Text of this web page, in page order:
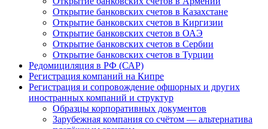
Открытие банковских счетов в Казахстане
Открытие банковских счетов в Киргизии
Открытие банковских счетов в ОАЭ
Открытие банковских счетов в Сербии
Открытие банковских счетов в Турции
Редомициляция в РФ (САР)
Регистрация компаний на Кипре
Регистрация и сопровождение офшорных и других
иностранных компаний и структур
Образцы корпоративных документов
Зарубежная компания со счётом — альтернатива